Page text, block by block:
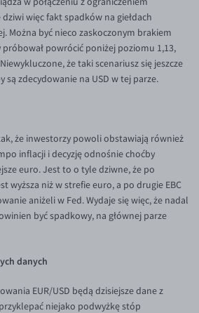
więc fakt spadków na giełdach
Można być nieco zaskoczonym brakiem
próbował powrócić poniżej poziomu 1,13,
że taki scenariusz się jeszcze
są zdecydowanie na USD w tej parze.
że inwestorzy powoli obstawiają również
inflacji i decyzję odnośnie choćby
euro. Jest to o tyle dziwne, że po
wyższa niż w strefie euro, a po drugie EBC
aniżeli w Fed. Wydaje się więc, że nadal
być spadkowy, na głównej parze
danych
EUR/USD będą dzisiejsze dane z
niejako podwyżkę stóp